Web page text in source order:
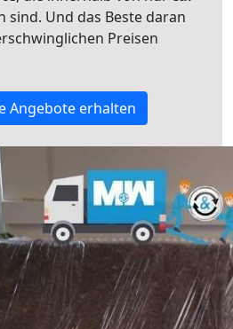
sind. Und das Beste daran
Preisen
Angebote erhalten